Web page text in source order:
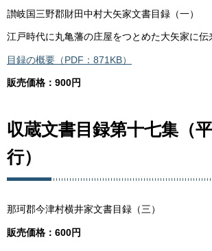
讃岐国三野郡財田中村大矢家文書目録（一）
江戸時代に丸亀藩の庄屋をつとめた大矢家に伝
目録の概要（PDF：871KB）
販売価格：900円
収蔵文書目録第十七集（
行）
那珂郡今津村横井家文書目録（三）
販売価格：600円